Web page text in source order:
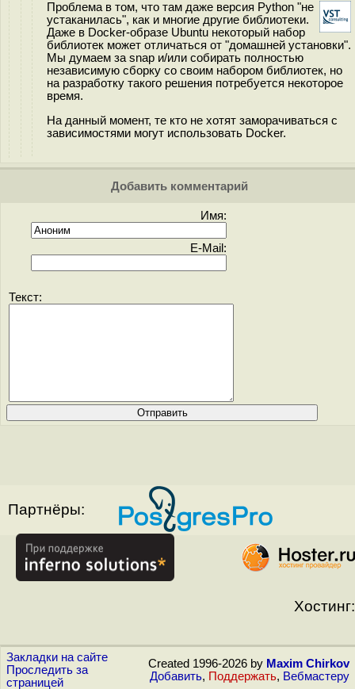
Проблема в том, что там даже версия Python "не
устаканилась", как и многие другие библиотеки.
Даже в Docker-образе Ubuntu некоторый набор
библиотек может отличаться от "домашней установки".
Мы думаем за snap и/или собирать полностью
независимую сборку со своим набором библиотек, но
на разработку такого решения потребуется некоторое
время.
На данный момент, те кто не хотят заморачиваться с
зависимостями могут использовать Docker.
Добавить комментарий
Имя:
E-Mail:
Текст:
Партнёры:
Хостинг:
Закладки на сайте
Проследить за
страницей
Created 1996-2026 by Maxim Chirkov
Добавить, Поддержать, Вебмастеру